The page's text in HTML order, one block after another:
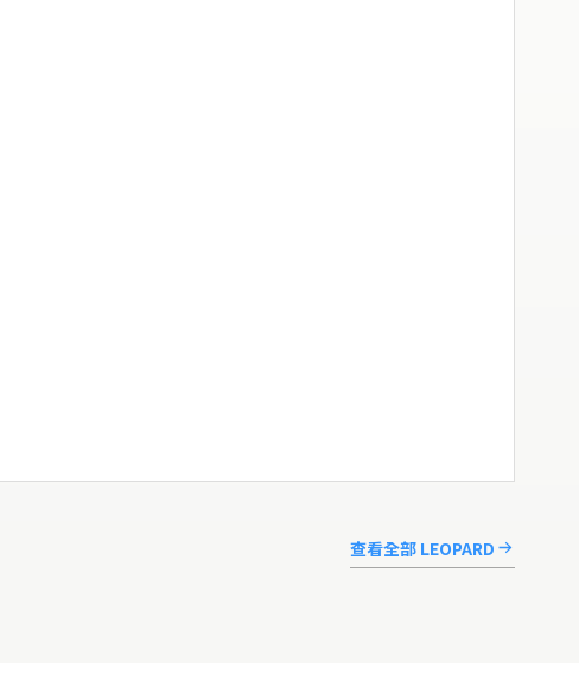
查看全部 LEOPARD